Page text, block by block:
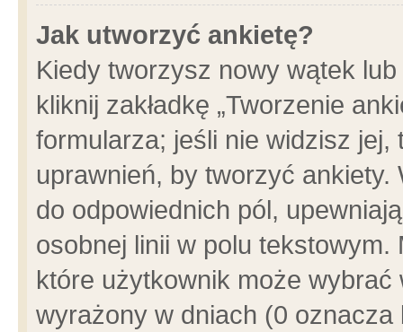
Jak utworzyć ankietę?
Kiedy tworzysz nowy wątek
kliknij zakładkę „Tworzenie
formularza; jeśli nie widzisz
uprawnień, by tworzyć ankiety.
do odpowiednich pól,
osobnej linii w polu
które użytkownik może
wyrażony w dniach (0